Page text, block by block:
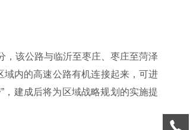
，该公路与临沂至枣庄、枣庄至菏泽
域内的高速公路有机连接起来，可进
，建成后将为区域战略规划的实施提